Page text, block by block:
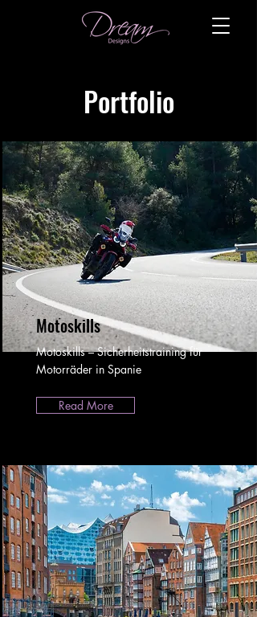
Portfolio
Motoskills
Motoskills – Sicherheitstraining für
Motorräder in Spanie
Read More